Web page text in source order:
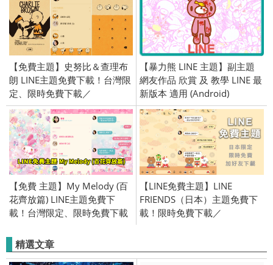
【免費主題】史努比＆查理布
朗 LINE主題免費下載！台灣限
定、限時免費下載／
2019/08/01
【暴力熊 LINE 主題】副主題
網友作品 欣賞 及 教學 LINE 最
新版本 適用 (Android)
【免費 主題】My Melody (百
花齊放篇) LINE主題免費下
載！台灣限定、限時免費下載
【LINE免費主題】LINE
FRIENDS（日本）主題免費下
載！限時免費下載／
精選文章